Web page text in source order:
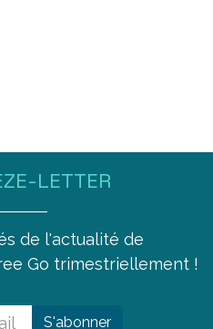
LETTER
de l'actualité de
Go trimestriellement !
S'abonner